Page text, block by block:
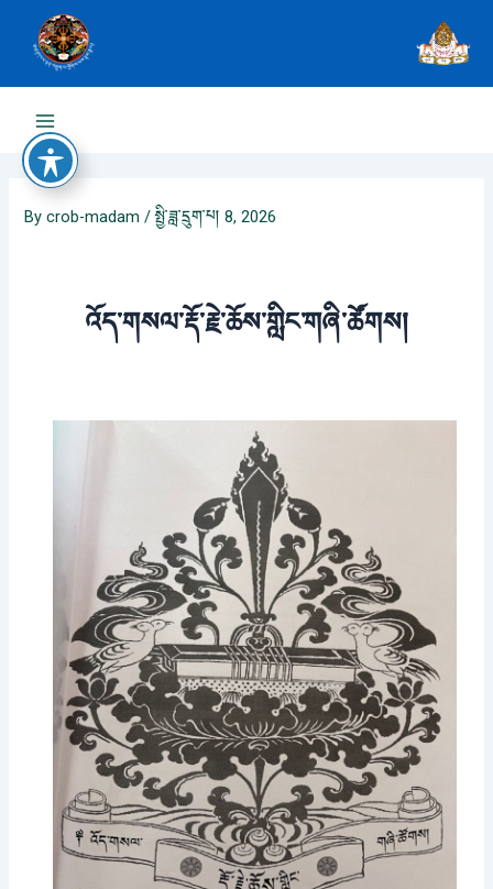
content
Main
Menu
Bycrob-madam /སྤྱི་ཟླ་དྲུག་པ། 8, 2026
འོད་གསལ་རྡོ་རྗེ་ཆོས་གླིང་གཞི་ཚོགས།